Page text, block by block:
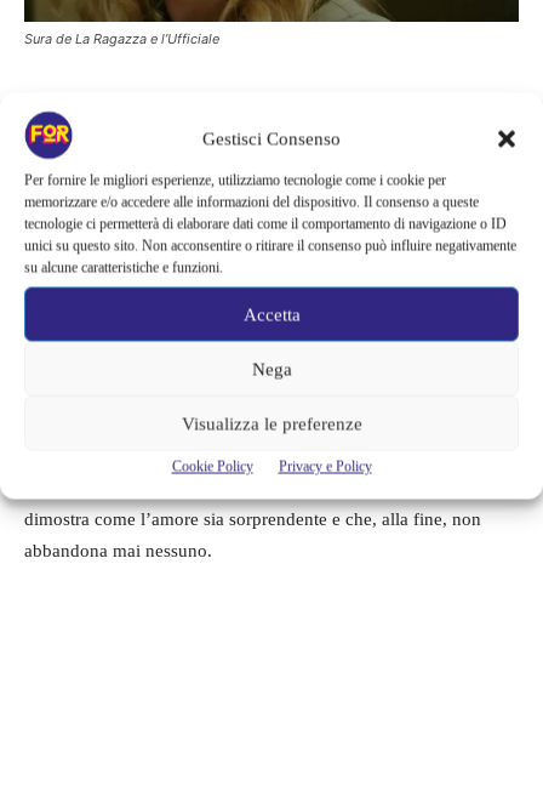
Gestisci Consenso
Per fornire le migliori esperienze, utilizziamo tecnologie come i cookie per
memorizzare e/o accedere alle informazioni del dispositivo. Il consenso a queste
tecnologie ci permetterà di elaborare dati come il comportamento di navigazione o ID
unici su questo sito. Non acconsentire o ritirare il consenso può influire negativamente
su alcune caratteristiche e funzioni.
Accetta
Nega
Visualizza le preferenze
Cookie Policy Privacy e Policy
Sura de La Ragazza e l’Ufficiale
I fatti accaduti nella realtà
Dopo aver lasciato andare Seyit, Sura è stata in grado di trovare
l’amore grazie a Serge, creatore di profumi proveniente dalla
Francia. Questo incontro non è rilegato soltanto alla finzione
della soap opera, maè accaduto realmente.
ha deciso di visitare la
immediatamente. Seyit, come visto nella serie, sposa realmente
un’altra donna di nome
Murvet , mentre
Sura è in grado di
dimostra come l’amore sia sorprendente e che, alla fine, non
abbandona mai nessuno.